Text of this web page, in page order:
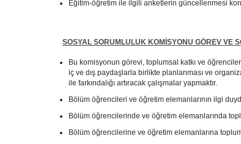
Eğitim-öğretim ile ilgili anketlerin güncellenmesi
SOSYAL SORUMLULUK KOMİSYONU GÖREV VE
Bu komisyonun görevi, toplumsal katkı ve
iç ve dış paydaşlarla birlikte planlanması ve
ile farkındalığı artıracak çalışmalar yapmaktır.
Bölüm öğrencileri ve öğretim elemanlarının ilgi
Bölüm öğrencilerinde ve öğretim elemanlarında
Bölüm öğrencilerine ve öğretim elemanlarına